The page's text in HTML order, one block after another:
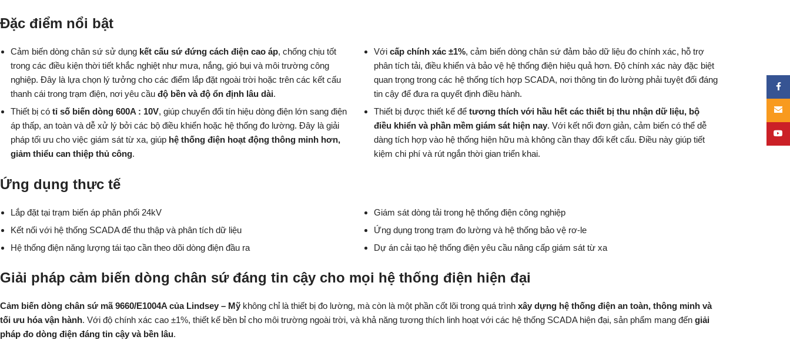
Đặc điểm nổi bật
Cảm biến dòng chân sứ sử dụng kết cấu sứ đứng cách điện cao áp, chống chịu tốt
trong các điều kiện thời tiết khắc nghiệt như mưa, nắng, gió bụi và môi trường công
nghiệp. Đây là lựa chọn lý tưởng cho các điểm lắp đặt ngoài trời hoặc trên các kết cấu
thanh cái trong trạm điện, nơi yêu cầu độ bền và độ ổn định lâu dài.
Với cấp chính xác ±1%, cảm biến dòng chân sứ đảm bảo dữ liệu đo chính xác, hỗ trợ
phân tích tải, điều khiển và bảo vệ hệ thống điện hiệu quả hơn. Độ chính xác này đặc biệt
quan trọng trong các hệ thống tích hợp SCADA, nơi thông tin đo lường phải tuyệt đối đáng
tin cậy để đưa ra quyết định điều hành.
Thiết bị có tỉ số biến dòng 600A : 10V, giúp chuyển đổi tín hiệu dòng điện lớn sang điện
áp thấp, an toàn và dễ xử lý bởi các bộ điều khiển hoặc hệ thống đo lường. Đây là giải
pháp tối ưu cho việc giám sát từ xa, giúp hệ thống điện hoạt động thông minh hơn,
giảm thiểu can thiệp thủ công.
Thiết bị được thiết kế để tương thích với hầu hết các thiết bị thu nhận dữ liệu, bộ
điều khiển và phần mềm giám sát hiện nay. Với kết nối đơn giản, cảm biến có thể dễ
dàng tích hợp vào hệ thống hiện hữu mà không cần thay đổi kết cấu. Điều này giúp tiết
kiệm chi phí và rút ngắn thời gian triển khai.
Ứng dụng thực tế
Lắp đặt tại trạm biến áp phân phối 24kV
Giám sát dòng tải trong hệ thống điện công nghiệp
Kết nối với hệ thống SCADA để thu thập và phân tích dữ liệu
Ứng dụng trong trạm đo lường và hệ thống bảo vệ rơ-le
Hệ thống điện năng lượng tái tạo cần theo dõi dòng điện đầu ra
Dự án cải tạo hệ thống điện yêu cầu nâng cấp giám sát từ xa
Giải pháp cảm biến dòng chân sứ đáng tin cậy cho mọi hệ thống điện hiện đại
Cảm biến dòng chân sứ mã 9660/E1004A của Lindsey – Mỹ không chỉ là thiết bị đo lường, mà còn là một phần cốt lõi trong quá trình xây dựng hệ thống điện an toàn, thông minh và
tối ưu hóa vận hành. Với độ chính xác cao ±1%, thiết kế bền bỉ cho môi trường ngoài trời, và khả năng tương thích linh hoạt với các hệ thống SCADA hiện đại, sản phẩm mang đến giải
pháp đo dòng điện đáng tin cậy và bền lâu.
Email